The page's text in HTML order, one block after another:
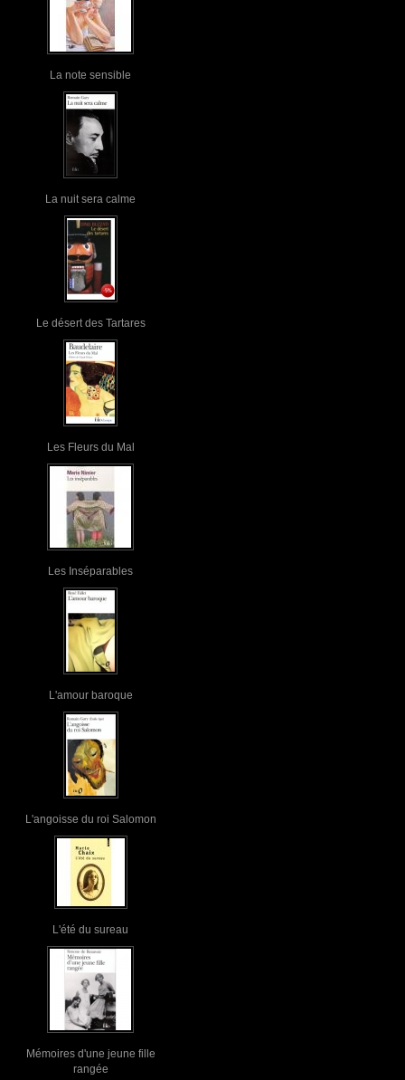
La note sensible
La nuit sera calme
Le désert des Tartares
Les Fleurs du Mal
Les Inséparables
L'amour baroque
L'angoisse du roi Salomon
L'été du sureau
Mémoires d'une jeune fille
rangée